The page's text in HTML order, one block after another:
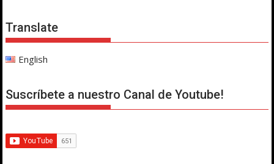
Translate
English
Suscríbete a nuestro Canal de Youtube!